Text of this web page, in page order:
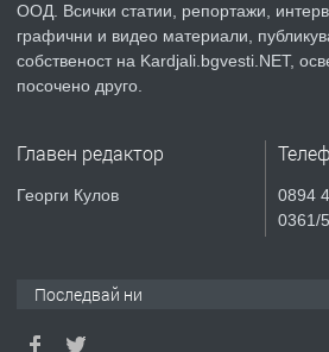
ПРЕДЛАГА
Курс
ООД. Всички статии, репортажи,
графични и видео материали,
собственост на Kardjali.bgvesti.NET,
посочено друго.
Главен редактор
Георги Кулов
0894
0361/
Последвай ни